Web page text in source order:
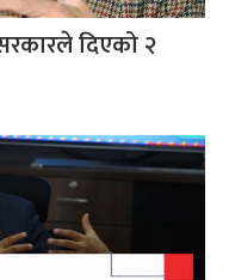
दिएको २